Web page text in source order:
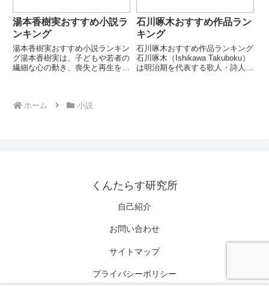
湯本香樹実おすすめ小説ラ
ンキング
湯本香樹実おすすめ小説ランキン
グ湯本香樹実は、子どもや若者の
繊細な心の動き、喪失と再生を静
が特徴です。本ランキングでは代
石川啄木おすすめ作品ラン
キング
石川啄木おすすめ作品ランキング
石川啄木（Ishikawa Takuboku）
は明治期を代表する歌人・詩人で
ホーム 小説
くんたらす研究所
自己紹介
お問い合わせ
サイトマップ
プライバシーポリシー